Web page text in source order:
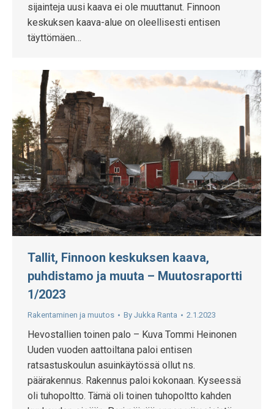
sijainteja uusi kaava ei ole muuttanut. Finnoon
keskuksen kaava-alue on oleellisesti entisen
täyttömäen…
Tallit, Finnoon keskuksen kaava,
puhdistamo ja muuta – Muutosraportti
1/2023
Rakentaminen ja muutos By Jukka Ranta 2.1.2023
Hevostallien toinen palo – Kuva Tommi Heinonen
Uuden vuoden aattoiltana paloi entisen
ratsastuskoulun asuinkäytössä ollut ns.
päärakennus. Rakennus paloi kokonaan. Kyseessä
oli tuhopoltto. Tämä oli toinen tuhopoltto kahden